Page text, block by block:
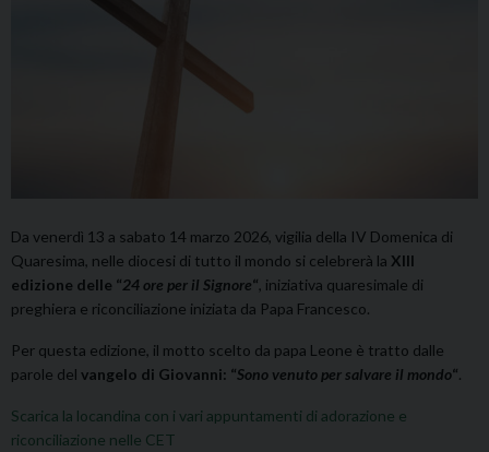
Da venerdì 13 a sabato 14 marzo 2026, vigilia della IV Domenica di
Quaresima, nelle diocesi di tutto il mondo si celebrerà la XIII
edizione delle “24 ore per il Signore“ , iniziativa quaresimale di
preghiera e riconciliazione iniziata da Papa Francesco.
Per questa edizione, il motto scelto da papa Leone è tratto dalle
parole del vangelo di Giovanni: “Sono venuto per salvare il mondo“.
Scarica la locandina con i vari appuntamenti di adorazione e
riconciliazione nelle CET